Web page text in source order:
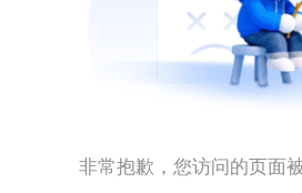
非常抱歉，您访问的页面